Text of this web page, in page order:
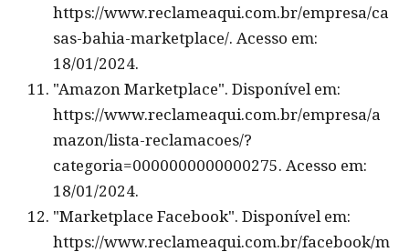
https://www.reclameaqui.com.br/empresa/ca
sas-bahia-marketplace/. Acesso em:
18/01/2024.
"Amazon Marketplace". Disponível em:
https://www.reclameaqui.com.br/empresa/a
mazon/lista-reclamacoes/?
categoria=0000000000000275. Acesso em:
18/01/2024.
"Marketplace Facebook". Disponível em:
https://www.reclameaqui.com.br/facebook/m